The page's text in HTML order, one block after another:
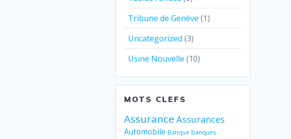
Tribune de Genève (1)
Uncategorized (3)
Usine Nouvelle (10)
MOTS CLEFS
Assurance Assurances
Automobile Banque banques